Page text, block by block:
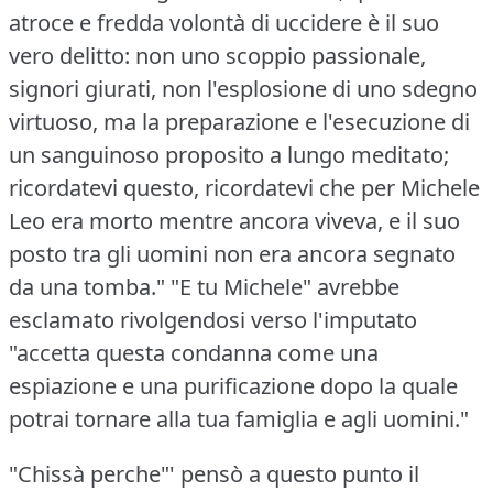
atroce e fredda volontà di uccidere è il suo
vero delitto: non uno scoppio passionale,
signori giurati, non l'esplosione di uno sdegno
virtuoso, ma la preparazione e l'esecuzione di
un sanguinoso proposito a lungo meditato;
ricordatevi questo, ricordatevi che per Michele
Leo era morto mentre ancora viveva, e il suo
posto tra gli uomini non era ancora segnato
da una tomba." "E tu Michele" avrebbe
esclamato rivolgendosi verso l'imputato
"accetta questa condanna come una
espiazione e una purificazione dopo la quale
potrai tornare alla tua famiglia e agli uomini."
"Chissà perche"' pensò a questo punto il